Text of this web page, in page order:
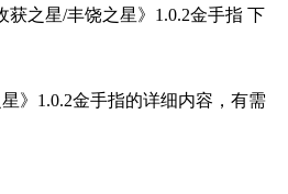
》1.0.2金手指的详细内容，有需